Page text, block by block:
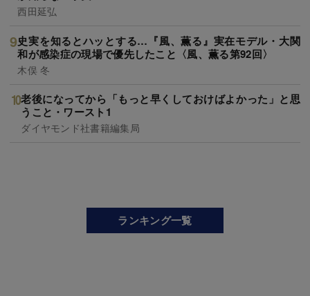
西田延弘
史実を知るとハッとする…『風、薫る』実在モデル・大関
和が感染症の現場で優先したこと〈風、薫る第92回〉
木俣 冬
老後になってから「もっと早くしておけばよかった」と思
うこと・ワースト1
ダイヤモンド社書籍編集局
ランキング一覧